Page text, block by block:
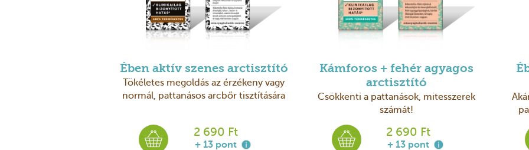
Ében aktív szenes arctisztító
Tökéletes megoldás az érzékeny vagy
normál, pattanásos arcbőr tisztítására
2 690 Ft
+ 13 pont
Kámforos + fehér agyagos
arctisztító
Csökkenti a pattanások, mitesszerek
számát!
2 690 Ft
+ 13 pont